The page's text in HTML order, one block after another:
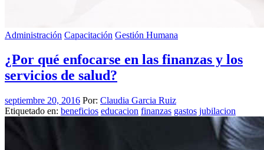
Administración Capacitación Gestión Humana
¿Por qué enfocarse en las finanzas y los
servicios de salud?
septiembre 20, 2016 Por: Claudia Garcia Ruiz
Etiquetado en: beneficios educacion finanzas gastos jubilacion